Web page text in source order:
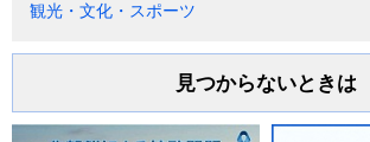
観光・文化・スポーツ
見つからないときは